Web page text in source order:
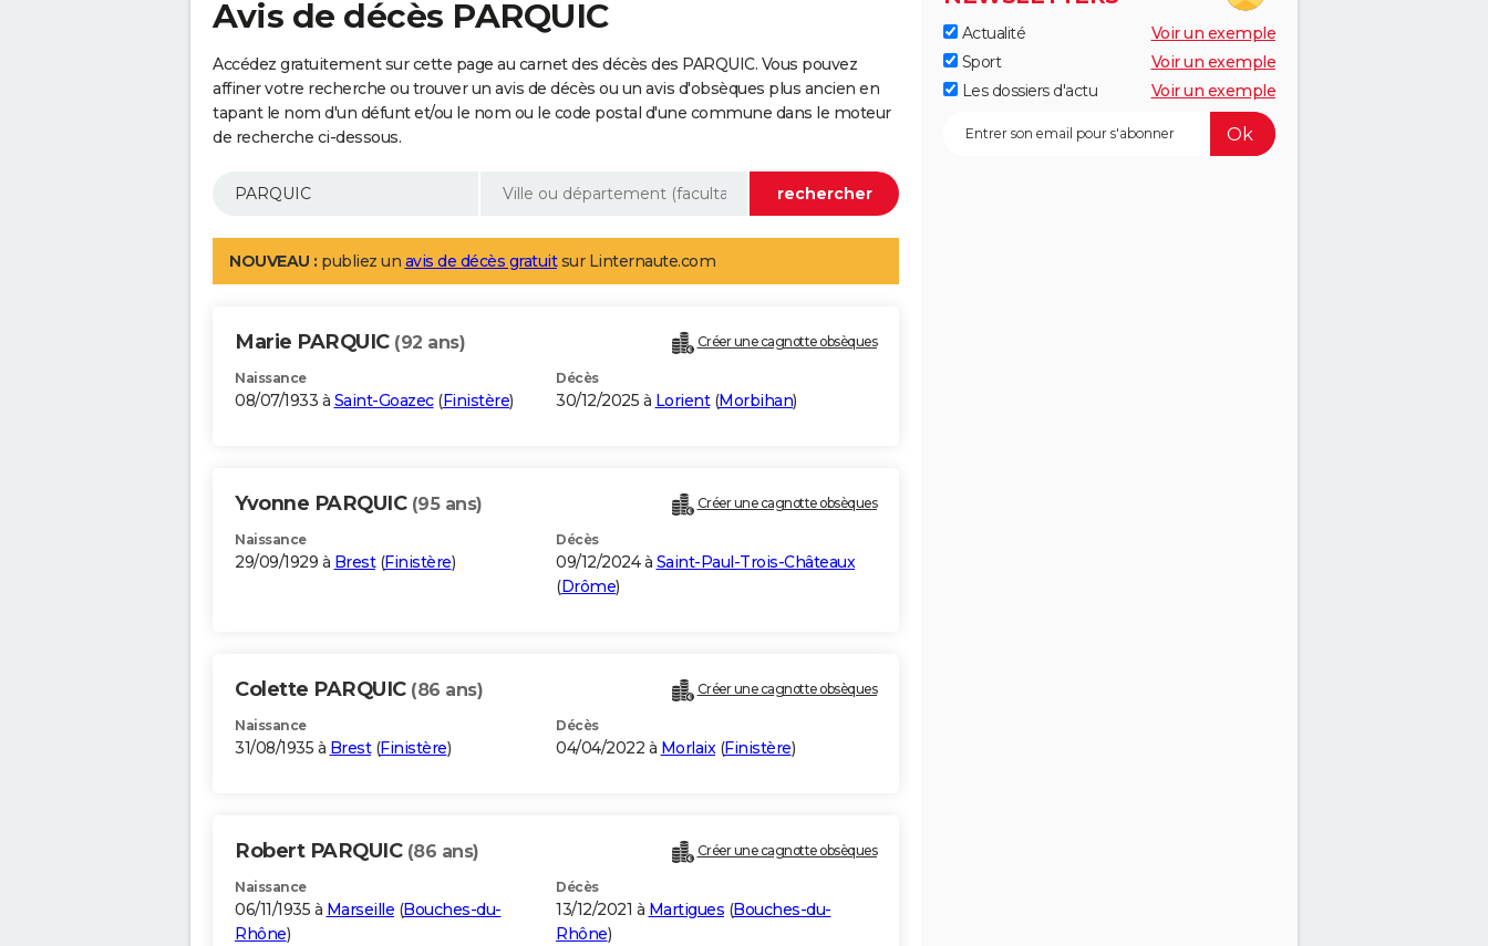
Avis de décès PARQUIC
Accédez gratuitement sur cette page au carnet des décès des PARQUIC. Vous pouvez
affiner votre recherche ou trouver un avis de décès ou un avis d'obsèques plus ancien en
tapant le nom d'un défunt et/ou le nom ou le code postal d'une commune dans le moteur
de recherche ci-dessous.
NOUVEAU : publiez un avis de décès gratuitsur Linternaute.com
Marie PARQUIC (92 ans) Créer une cagnotte obsèques
Naissance
08/07/1933 à Saint-Goazec(Finistère)
Décès
30/12/2025 à Lorient(Morbihan)
Yvonne PARQUIC (95 ans) Créer une cagnotte obsèques
Naissance
29/09/1929 à Brest(Finistère)
Décès
09/12/2024 à Saint-Paul-Trois-Châteaux
(Drôme)
Colette PARQUIC (86 ans) Créer une cagnotte obsèques
Naissance
31/08/1935 à Brest(Finistère)
Décès
04/04/2022 à Morlaix(Finistère)
Robert PARQUIC (86 ans) Créer une cagnotte obsèques
Naissance
06/11/1935 à Marseille (Bouches-du-
Rhône)
Décès
13/12/2021 à Martigues (Bouches-du-
Rhône)
Actualité
Voir un exemple
Sport
Voir un exemple
Les dossiers d'actu
Voir un exemple